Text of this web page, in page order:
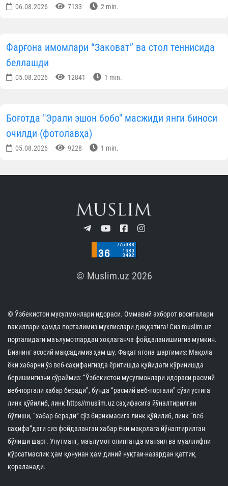
06.08.2026 7133 2 min.
Фарғона имомлари “Заковат” ва стол теннисида
беллашди
05.08.2026 12841 1 min.
Боғотда "Эрали эшон бобо" масжиди янги биноси
очилди (фотолавҳа)
05.08.2026 9228 1 min.
© Muslim.uz 2026
© Ўзбекистон мусулмонлари идораси. Оммавий ахборот воситалари
вакиллари ҳамда порталимиз мухлислари диққатига! Сиз muslim.uz
порталидаги маълумотлардан хоҳлаганча фойдаланишингиз мумкин.
Бизнинг асосий мақсадимиз ҳам шу. Фақат ягона шартимиз: Мақола
ёки хабарни ўз веб-саҳифангизда ёритишда қуйидаги кўринишда
беришингизни сўраймиз: “Ўзбекистон мусулмонлари идораси расмий
веб-портали хабар беради”, бунда “расмий веб-портали” сўзи устига
линк қўйилиб, линк https//muslim.uz саҳифасига йўналтирилган
бўлиши, “хабар беради” сўз бирикмасига линк қўйилиб, линк “веб-
саҳифа”даги сиз фойдаланган хабар ёки мақолага йўналтирилган
бўлиши шарт. Унутманг, маълумот олинганда манзил ва муаллифни
кўрсатмаслик ҳам қонунан ҳам диний нуқтаи-назардан қаттиқ
қораланади.